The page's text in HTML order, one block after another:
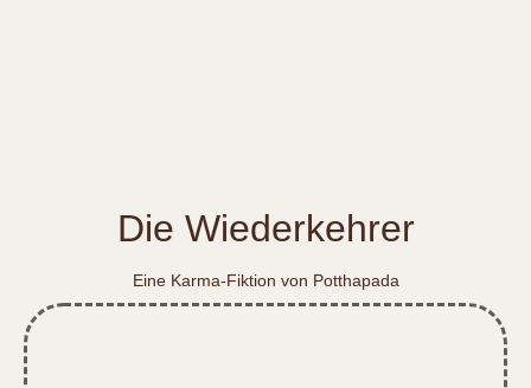
Die Wiederkehrer
Eine Karma-Fiktion von Potthapada